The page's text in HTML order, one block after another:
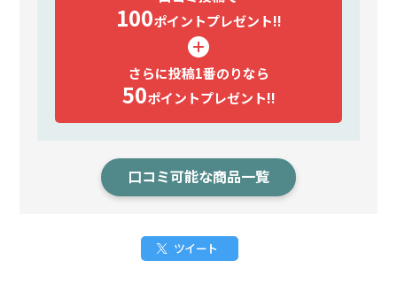
100ポイントプレゼント!!
さらに投稿1番のりなら
50ポイントプレゼント!!
口コミ可能な商品一覧
ツイート